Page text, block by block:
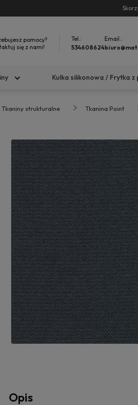
pomocy?
się z nami!
Tel.:
534608624
Email.:
Kulka silikonowa / Frytka z
Tkaniny strukturalne Tkanina Point
Opis